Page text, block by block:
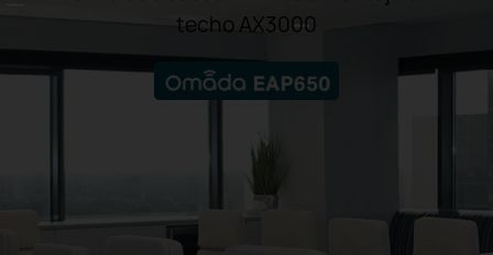
techo AX3000